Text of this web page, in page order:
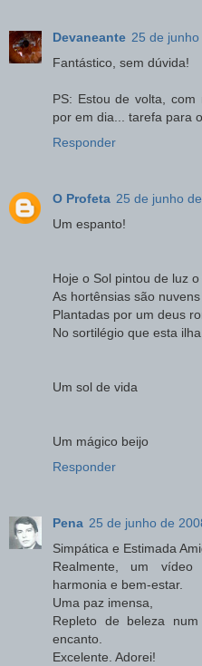
Devaneante 25 de
Fantástico, sem dúvida!
PS: Estou de volta,
por em dia... tarefa para
Responder
O Profeta 25 de junho
Um espanto!
Hoje o Sol pintou de luz o
As hortênsias são
Plantadas por um deus
No sortilégio que esta
Um sol de vida
Um mágico beijo
Responder
Pena 25 de junho de
Simpática e Estimada
Realmente, um
harmonia e bem-estar.
Uma paz imensa,
Repleto de beleza
encanto.
Excelente. Adorei!